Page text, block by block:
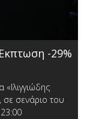
-29%
σε σενάριο του